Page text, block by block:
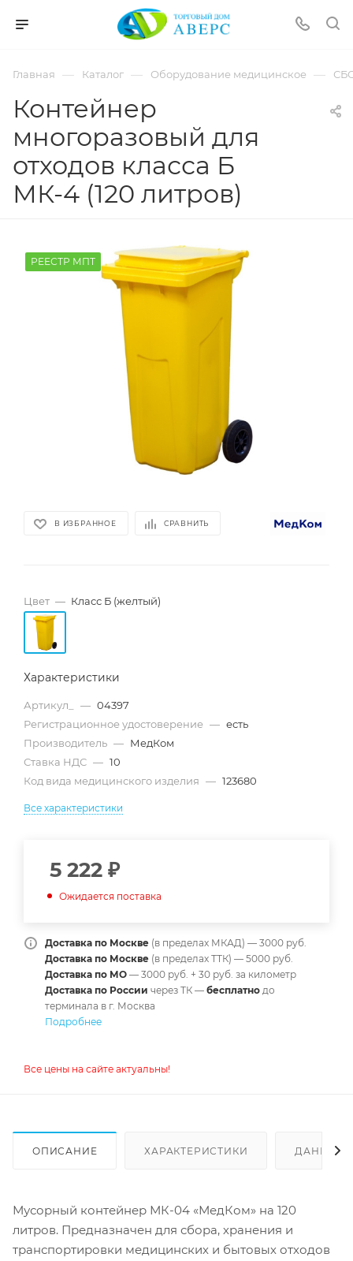
Главная — Каталог — Оборудование медицинское —
Контейнер
многоразовый для
отходов класса Б
МК-4 (120 литров)
РЕЕСТР МПТ
В ИЗБРАННОЕ СРАВНИТЬ
Цвет — Класс Б (желтый)
Характеристики
Артикул_ — 04397
Регистрационное удостоверение — есть
Производитель — МедКом
Ставка НДС — 10
Код вида медицинского изделия — 123680
Все характеристики
5 222 ₽
Ожидается поставка
Доставка по Москве (в пределах МКАД) — 3000 руб.
Доставка по Москве (в пределах ТТК) — 5000 руб.
Доставка по МО — 3000 руб. + 30 руб. за километр
Доставка по России через ТК — бесплатно до
терминала в г. Москва
Подробнее
Все цены на сайте актуальны!
ОПИСАНИЕ ХАРАКТЕРИСТИКИ ДАННЫЕ
Мусорный контейнер МК-04 «МедКом» на 120
литров. Предназначен для сбора, хранения и
транспортировки медицинских и бытовых отходов
pornspider.info
xnxx